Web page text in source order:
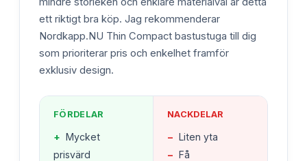
ett riktigt bra köp. Jag rekommenderar
Nordkapp.NU Thin Compact bastustuga till dig
som prioriterar pris och enkelhet framför
exklusiv design.
FÖRDELAR
+ Mycket
prisvärd
NACKDELAR
− Liten yta
− Få